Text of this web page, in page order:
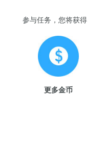
参与任务，您将获得
更多金币